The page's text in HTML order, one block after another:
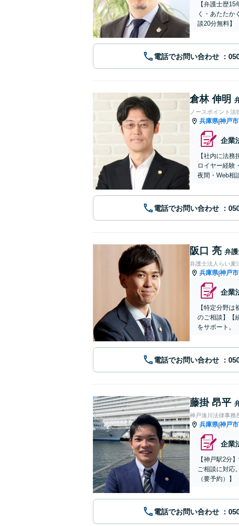
【弁護士歴
く・あたたか
談20分無料】
電話でお問い合わせ
倉林 伸明
ノースポイント法
兵庫県|神戸
企業
【社内に法
ロイヤー経験
夜間・Web相
電話でお問い合わせ
阪口 亮 弁
弁護士法人らい麦
兵庫県|神戸
企業
【特定分野
のご相談】【
をサポート。
電話でお問い合わせ
藤掛 昂平
神戸湊川法律事務
兵庫県|神戸
企業
【神戸駅2分
ご相談に対応
（要予約）】
電話でお問い合わせ